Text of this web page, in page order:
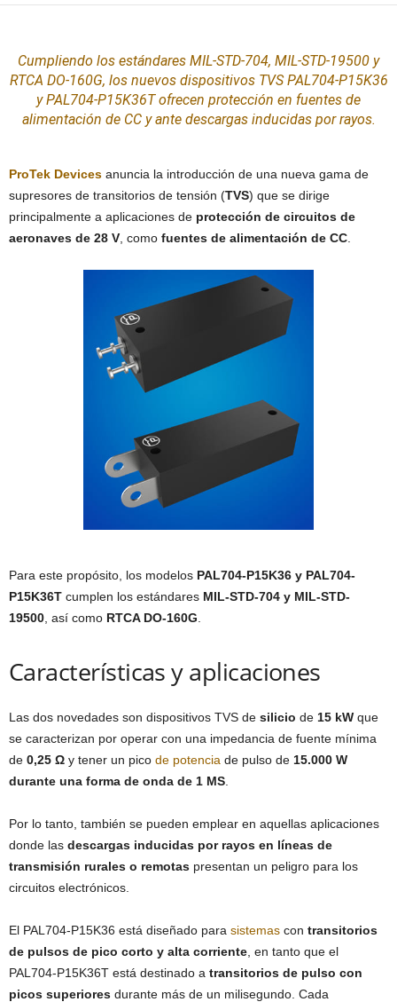
Cumpliendo los estándares MIL-STD-704, MIL-STD-19500 y
RTCA DO-160G, los nuevos dispositivos TVS PAL704-P15K36
y PAL704-P15K36T ofrecen protección en fuentes de
alimentación de CC y ante descargas inducidas por rayos.
ProTek Devices anuncia la introducción de una nueva gama de
supresores de transitorios de tensión (TVS) que se dirige
principalmente a aplicaciones de protección de circuitos de
aeronaves de 28 V , como fuentes de alimentación de CC
Para este propósito, los modelos PAL704-P15K36 y PAL704-
P15K36T cumplen los estándares MIL-STD-704 y MIL-STD-
19500 , así como RTCA DO-160G
Características y aplicaciones
Las dos novedades son dispositivos TVS de silicio de 15 kW que
se caracterizan por operar con una impedancia de fuente mínima
de 0,25 Ω y tener un pico de potencia de pulso de 15.000 W
durante una forma de onda de 1 MS
Por lo tanto, también se pueden emplear en aquellas aplicaciones
donde las descargas inducidas por rayos en líneas de
transmisión rurales o remotas presentan un peligro para los
circuitos electrónicos.
El PAL704-P15K36 está diseñado para sistemas con transitorios
de pulsos de pico corto y alta corriente , en tanto que el
PAL704-P15K36T está destinado a transitorios de pulso con
picos superiores durante más de un milisegundo. Cada